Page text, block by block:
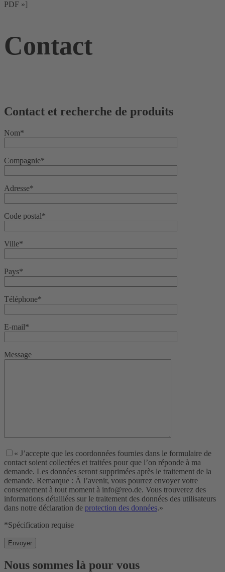
PDF »]
Contact
Contact et recherche de produits
Nom*
Compagnie*
Adresse*
Code postal*
Ville*
Pays*
Téléphone*
E-mail*
Message
« J’accepte que les coordonnées fournies dans le formulaire de
contact soient collectées et traitées pour que l’on réponde à ma
demande. Les données seront supprimées après le traitement de la
demande. Remarque : À l’avenir, vous pourrez envoyer votre
consentement à tout moment à info@reo.de. Vous trouverez des
informations détaillées sur le traitement des données des utilisateurs
dans notre déclaration de protection des données.»
*Spécification requise
Nous sommes là pour vous